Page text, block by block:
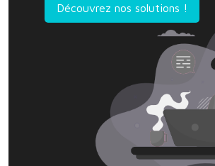
Découvrez nos solutions !